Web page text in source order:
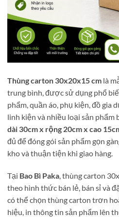
Thùng carton 30x20x15 cm là
trung bình, được sử dụng phổ
phẩm, quần áo, phụ kiện, đồ gia
linh kiện và nhiều loại sản phẩm
dài 30cm x rộng 20cm x cao
đủ để đóng gói sản phẩm gọn
kho và thuận tiện khi giao hàng.
Tại Bao Bì Paka , thùng carton
theo hình thức bán lẻ, bán sỉ và
có thể chọn thùng carton trơn
hiệu, in thông tin sản phẩm lên